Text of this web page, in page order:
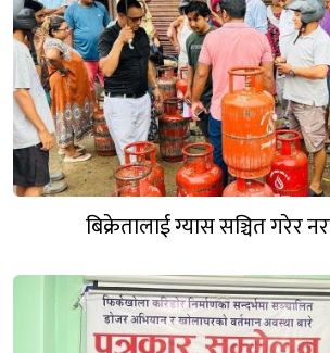
बिक्रेतालाई ग्यास सञ्चित गरेर